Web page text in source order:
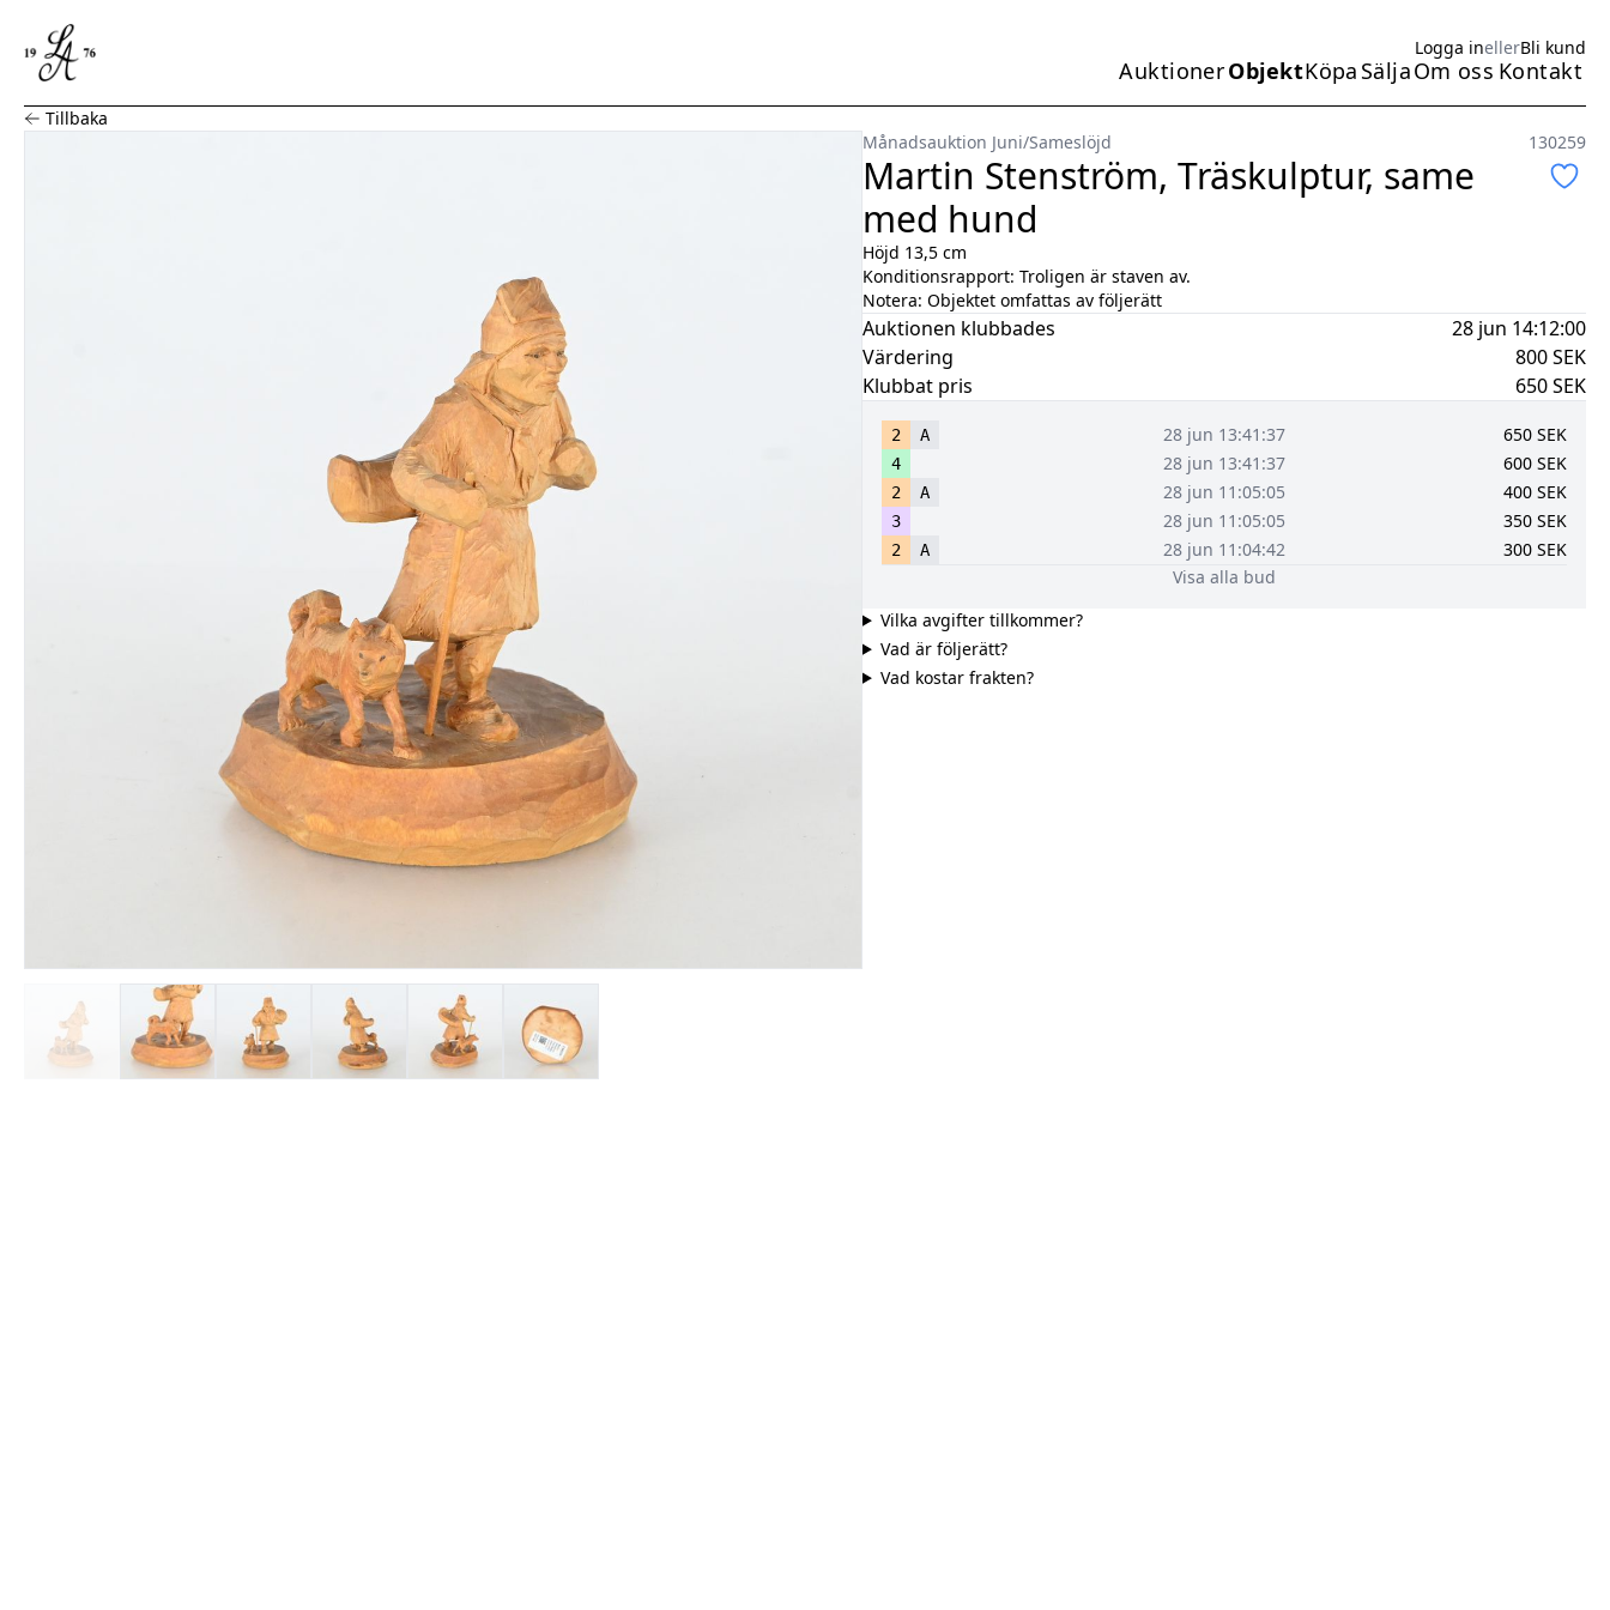
Logga inellerBli kund
Huvudmeny
AuktionerObjektKöpa SäljaOm oss Kontakt
Martin Stenström, Träskulptur, same med hund
Tillbaka
Månadsauktion Juni/Sameslöjd 130259
Martin Stenström, Träskulptur, same
med hund
Höjd 13,5 cm
Konditionsrapport: Troligen är staven av.
Notera: Objektet omfattas av följerätt
Auktionen klubbades
28 jun 14:12:00
Värdering
800SEK
Klubbat pris
650SEK
2 A 28 jun 13:41:37 650 SEK
4 28 jun 13:41:37 600 SEK
2 A 28 jun 11:05:05 400 SEK
3 28 jun 11:05:05 350 SEK
2 A 28 jun 11:04:42 300 SEK
Visa alla bud
Vilka avgifter tillkommer?
Vad är följerätt?
Vad kostar frakten?